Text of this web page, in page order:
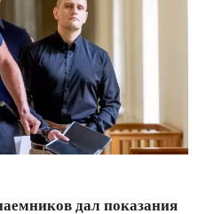
дал показания